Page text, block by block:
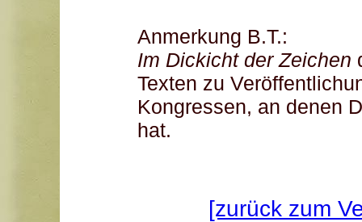
Anmerkung B.T.:
Im Dickicht der Zeichen
Texten zu
Kongressen, an denen
hat.
[zurück zum